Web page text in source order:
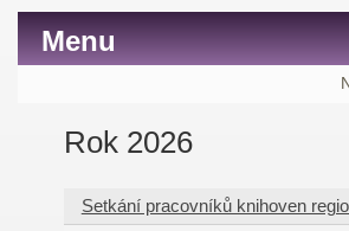
Menu
Rok 2026
Setkání pracovníků knihoven